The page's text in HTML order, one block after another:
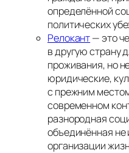
определённой
политических
Релокант— это
в другую страну
проживания, но
юридические,
с прежним
современном
разнородная
объединённая не
организации